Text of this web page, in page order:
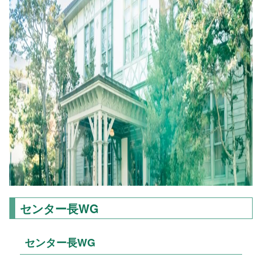
センター長WG
センター長WG